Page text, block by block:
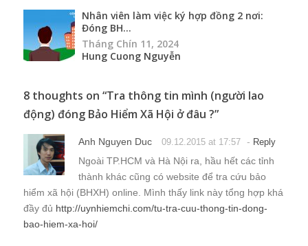
Nhân viên làm việc ký hợp đồng 2 nơi:
Đóng BH...
Tháng Chín 11, 2024
Hung Cuong Nguyễn
8 thoughts on “Tra thông tin mình (người lao
động) đóng Bảo Hiểm Xã Hội ở đâu ?”
Anh Nguyen Duc 09.12.2015 at 17:57 - Reply
Ngoài TP.HCM và Hà Nội ra, hầu hết các tỉnh
thành khác cũng có website để tra cứu bảo
hiểm xã hội (BHXH) online. Mình thấy link này tổng hợp khá
đầy đủ http://uynhiemchi.com/tu-tra-cuu-thong-tin-dong-
bao-hiem-xa-hoi/